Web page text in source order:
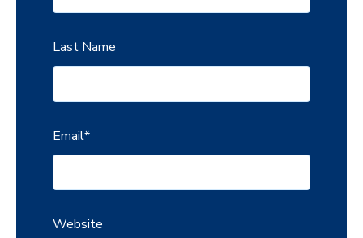
Last Name
Email*
Website